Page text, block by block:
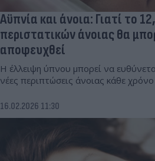
Αϋπνία και άνοια: Γιατί το
περιστατικών άνοιας θα
αποφευχθεί
Η έλλειψη ύπνου μπορεί να
νέες περιπτώσεις άνοιας κάθε
16.02.2026 11:30